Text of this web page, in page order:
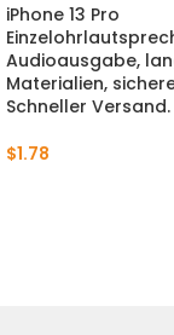
iPhone 13 Pro
Audioausgabe,
Materialien,
Schneller Versand.
$1.78